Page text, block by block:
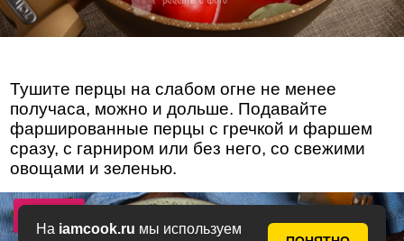
На iamcook.ru мы используем
Тушите перцы на слабом огне не менее
получаса, можно и дольше. Подавайте
фаршированные перцы с гречкой и фаршем
сразу, с гарниром или без него, со свежими
овощами и зеленью.